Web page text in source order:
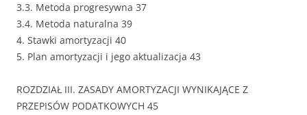
3.3. Metoda progresywna 37
3.4. Metoda naturalna 39
4. Stawki amortyzacji 40
5. Plan amortyzacji i jego aktualizacja 43
ROZDZIAŁ III. ZASADY AMORTYZACJI WYNIKAJĄCE Z
PRZEPISÓW PODATKOWYCH 45